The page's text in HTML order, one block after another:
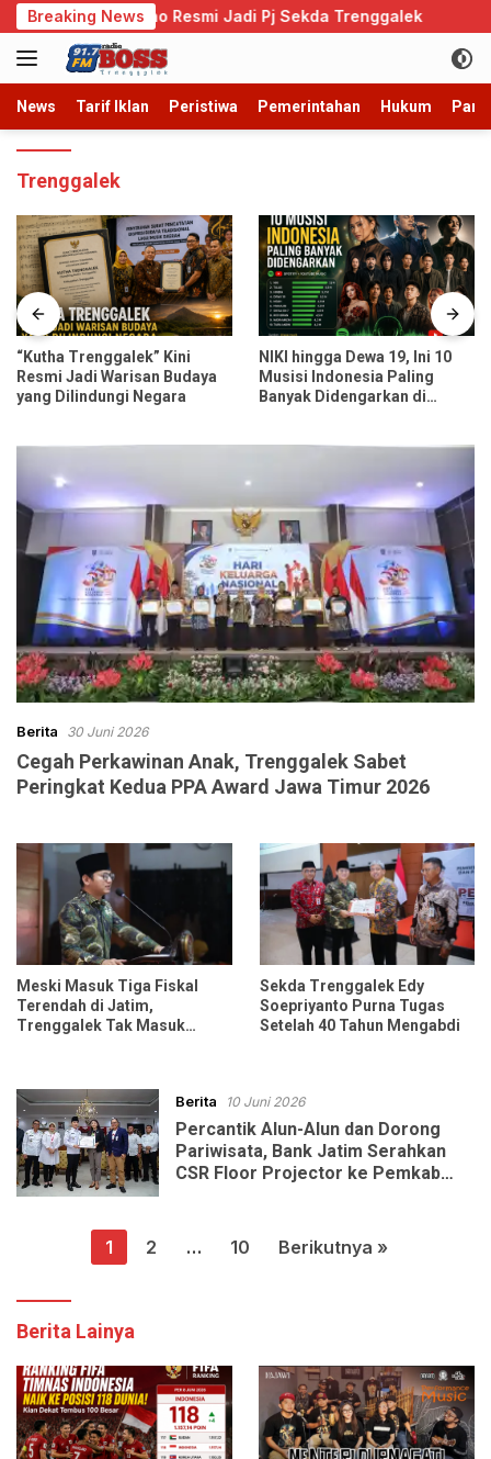
Langsung
ke
konten
Breaking News
Admono Resmi Jadi Pj Sekda Trenggalek
News Tarif Iklan Peristiwa Pemerintahan Hukum
Trenggalek
“Kutha Trenggalek” Kini
Resmi Jadi Warisan Budaya
yang Dilindungi Negara
NIKI hingga Dewa 19, Ini 10
Musisi Indonesia Paling
Banyak Didengarkan di
Berita 30 Juni 2026
Cegah Perkawinan Anak, Trenggalek Sabet
Peringkat Kedua PPA Award Jawa Timur 2026
Meski Masuk Tiga Fiskal
Terendah di Jatim,
Trenggalek Tak Masuk
Sekda Trenggalek Edy
Soepriyanto Purna Tugas
Setelah 40 Tahun Mengabdi
Berita 10 Juni 2026
Percantik Alun-Alun dan Dorong
Pariwisata, Bank Jatim Serahkan
CSR Floor Projector ke Pemkab
Paginasi1 2 … 10 Berikutnya »
Berita Lainya